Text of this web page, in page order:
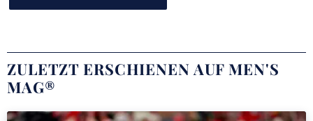
ZULETZT ERSCHIENEN AUF MEN'S
MAG®